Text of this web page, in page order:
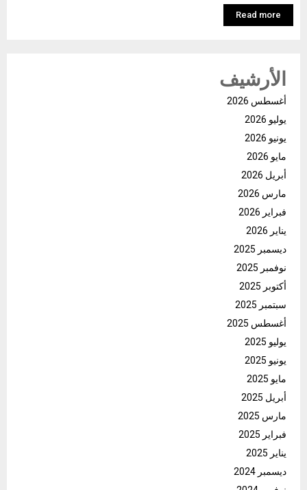
Read more
الأرشيف
أغسطس 2026
يوليو 2026
يونيو 2026
مايو 2026
أبريل 2026
مارس 2026
فبراير 2026
يناير 2026
ديسمبر 2025
نوفمبر 2025
أكتوبر 2025
سبتمبر 2025
أغسطس 2025
يوليو 2025
يونيو 2025
مايو 2025
أبريل 2025
مارس 2025
فبراير 2025
يناير 2025
ديسمبر 2024